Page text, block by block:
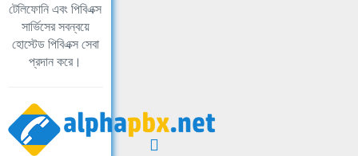
টেলিফোনি এবং পিবিএক্স
সার্ভিসের সবন্বয়ে
হোস্টেড পিবিএক্স সেবা
প্রদান করে।